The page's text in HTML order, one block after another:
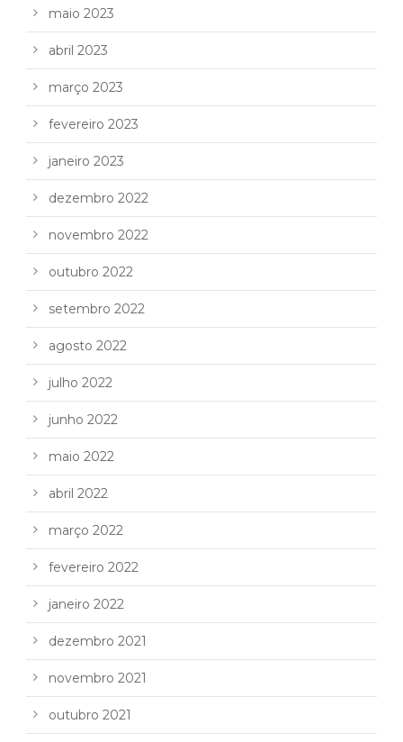
maio 2023
abril 2023
março 2023
fevereiro 2023
janeiro 2023
dezembro 2022
novembro 2022
outubro 2022
setembro 2022
agosto 2022
julho 2022
junho 2022
maio 2022
abril 2022
março 2022
fevereiro 2022
janeiro 2022
dezembro 2021
novembro 2021
outubro 2021